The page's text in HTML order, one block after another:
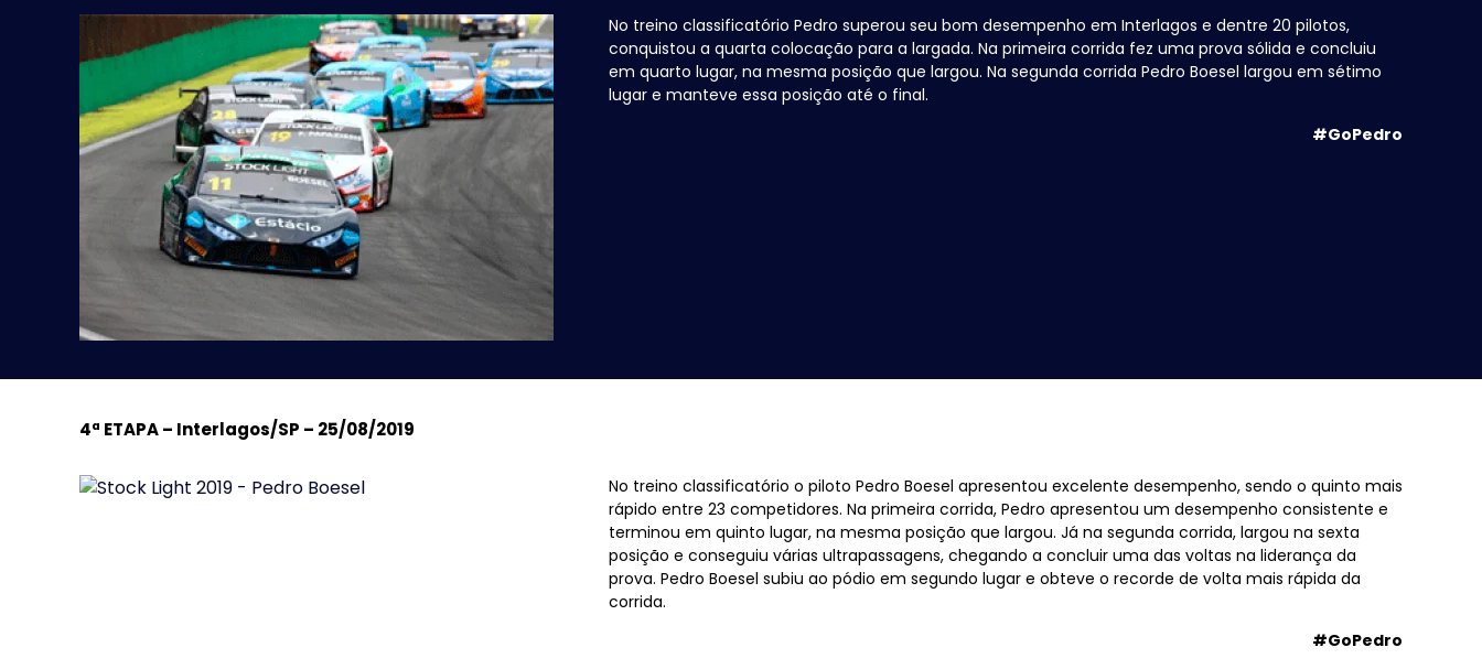
No treino classificatório Pedro superou seu bom desempenho em Interlagos e dentre 20 pilotos,
conquistou a quarta colocação para a largada. Na primeira corrida fez uma prova sólida e concluiu
em quarto lugar, na mesma posição que largou. Na segunda corrida Pedro Boesel largou em sétimo
lugar e manteve essa posição até o final.
#GoPedro
4ª ETAPA – Interlagos/SP – 25/08/2019
No treino classificatório o piloto Pedro Boesel apresentou excelente desempenho, sendo o quinto mais
rápido entre 23 competidores. Na primeira corrida, Pedro apresentou um desempenho consistente e
terminou em quinto lugar, na mesma posição que largou. Já na segunda corrida, largou na sexta
posição e conseguiu várias ultrapassagens, chegando a concluir uma das voltas na liderança da
prova. Pedro Boesel subiu ao pódio em segundo lugar e obteve o recorde de volta mais rápida da
corrida.
#GoPedro